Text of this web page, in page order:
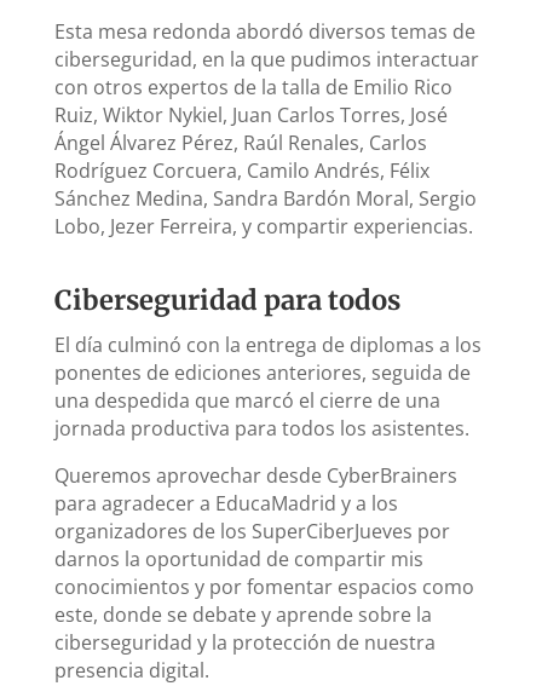
Esta mesa redonda abordó diversos temas de
ciberseguridad, en la que pudimos interactuar
con otros expertos de la talla de Emilio Rico
Ruiz, Wiktor Nykiel, Juan Carlos Torres, José
Ángel Álvarez Pérez, Raúl Renales, Carlos
Rodríguez Corcuera, Camilo Andrés, Félix
Sánchez Medina, Sandra Bardón Moral, Sergio
Lobo, Jezer Ferreira, y compartir experiencias.
Ciberseguridad para todos
El día culminó con la entrega de diplomas a los
ponentes de ediciones anteriores, seguida de
una despedida que marcó el cierre de una
jornada productiva para todos los asistentes.
Queremos aprovechar desde CyberBrainers
para agradecer a EducaMadrid y a los
organizadores de los SuperCiberJueves por
darnos la oportunidad de compartir mis
conocimientos y por fomentar espacios como
este, donde se debate y aprende sobre la
ciberseguridad y la protección de nuestra
presencia digital.